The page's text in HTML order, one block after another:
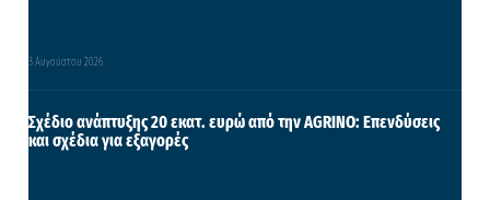
3 Αυγούστου 2026
Σχέδιο ανάπτυξης 20 εκατ. ευρώ από την AGRINO: Επενδύσεις
και σχέδια για εξαγορές